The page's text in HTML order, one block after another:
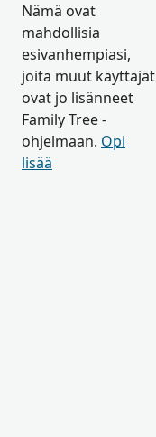
Nämä ovat
mahdollisia
esivanhempiasi,
joita muut käyttäjät
ovat jo lisänneet
Family Tree -
ohjelmaan. Opi
lisää